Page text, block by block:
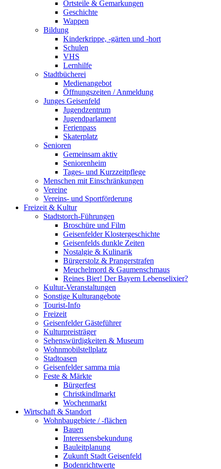
Ortsteile & Gemarkungen
Geschichte
Wappen
Bildung
Kinderkrippe, -gärten und -hort
Schulen
VHS
Lernhilfe
Stadtbücherei
Medienangebot
Öffnungszeiten / Anmeldung
Junges Geisenfeld
Jugendzentrum
Jugendparlament
Ferienpass
Skaterplatz
Senioren
Gemeinsam aktiv
Seniorenheim
Tages- und Kurzzeitpflege
Menschen mit Einschränkungen
Vereine
Vereins- und Sportförderung
Freizeit & Kultur
Stadtstorch-Führungen
Broschüre und Film
Geisenfelder Klostergeschichte
Geisenfelds dunkle Zeiten
Nostalgie & Kulinarik
Bürgerstolz & Prangerstrafen
Meuchelmord & Gaumenschmaus
Reines Bier! Der Bayern Lebenselixier?
Kultur-Veranstaltungen
Sonstige Kulturangebote
Tourist-Info
Freizeit
Geisenfelder Gästeführer
Kulturpreisträger
Sehenswürdigkeiten & Museum
Wohnmobilstellplatz
Stadtoasen
Geisenfelder samma mia
Feste & Märkte
Bürgerfest
Christkindlmarkt
Wochenmarkt
Wirtschaft & Standort
Wohnbaugebiete / -flächen
Bauen
Interessensbekundung
Bauleitplanung
Zukunft Stadt Geisenfeld
Bodenrichtwerte